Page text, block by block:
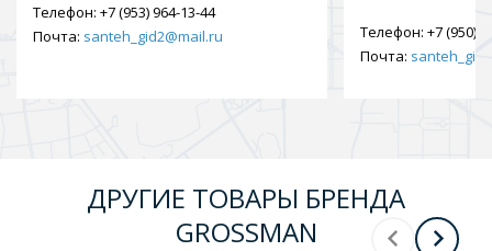
Телефон: +7 (953) 964-13-44
Почта: santeh_gid2@mail.ru Телефон: +7 (950)
Почта:
ДРУГИЕ ТОВАРЫ БРЕНДА
GROSSMAN